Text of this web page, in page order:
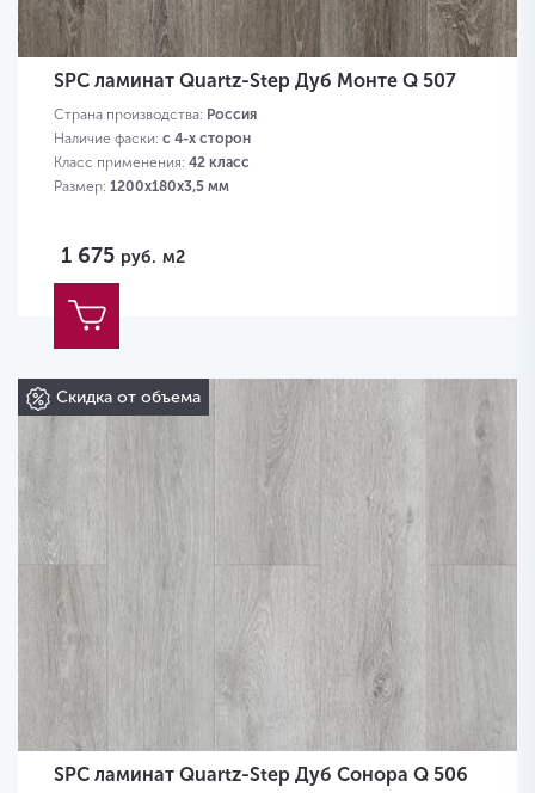
SPC ламинат Quartz-Step Дуб Монте Q 507
Страна производства: Россия
Наличие фаски: с 4-х сторон
Класс применения: 42 класс
Размер: 1200х180х3,5 мм
1 675 руб. м2
Скидка от объема
SPC ламинат Quartz-Step Дуб Сонора Q 506